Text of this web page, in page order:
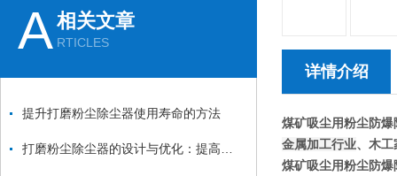
A相关文章
RTICLES
提升打磨粉尘除尘器使用寿命的方法
详情介绍
煤矿吸尘用粉尘防爆
金属加工行业、木
煤矿吸尘用粉尘防爆